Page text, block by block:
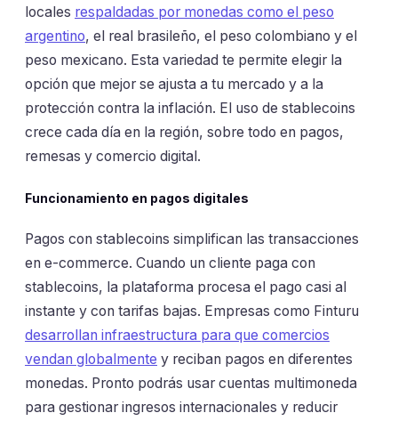
locales respaldadas por monedas como el peso
argentino, el real brasileño, el peso colombiano y el
peso mexicano. Esta variedad te permite elegir la
opción que mejor se ajusta a tu mercado y a la
protección contra la inflación. El uso de stablecoins
crece cada día en la región, sobre todo en pagos,
remesas y comercio digital.
Funcionamiento en pagos digitales
Pagos con stablecoins simplifican las transacciones
en e-commerce. Cuando un cliente paga con
stablecoins, la plataforma procesa el pago casi al
instante y con tarifas bajas. Empresas como Finturu
desarrollan infraestructura para que comercios
vendan globalmente y reciban pagos en diferentes
monedas. Pronto podrás usar cuentas multimoneda
para gestionar ingresos internacionales y reducir